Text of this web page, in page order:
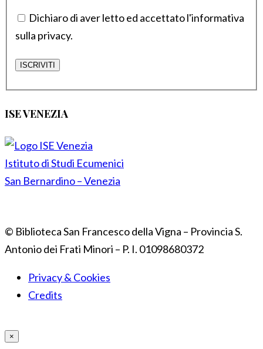
Dichiaro di aver letto ed accettato l'informativa
sulla privacy.
ISE VENEZIA
Istituto di Studi Ecumenici
San Bernardino – Venezia
© Biblioteca San Francesco della Vigna – Provincia S.
Antonio dei Frati Minori – P. I. 01098680372
Privacy & Cookies
Credits
×